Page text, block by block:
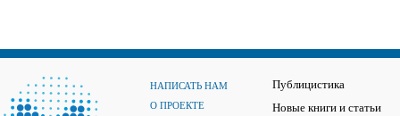
НАПИСАТЬ НАМ
О ПРОЕКТЕ
Публицистика
Новые книги и статьи